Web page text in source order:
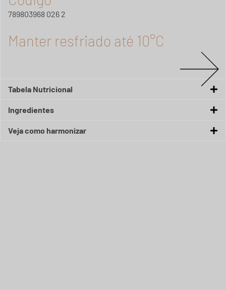
789803968 026 2
Manter resfriado até 10°C
Tabela Nutricional
Ingredientes
Veja como harmonizar